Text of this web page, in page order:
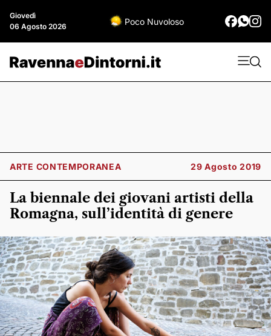
Giovedì
06 Agosto 2026
Poco Nuvoloso
ARTE CONTEMPORANEA 29 Agosto 2019
La biennale dei giovani artisti della
Romagna, sull’identità di genere